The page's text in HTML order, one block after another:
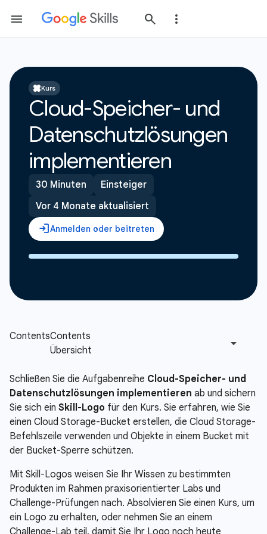
Kurs
Cloud-Speicher- und
Datenschutzlösungen
implementieren
30 Minuten
Einsteiger
Vor 4 Monate aktualisiert
Schließen Sie die Aufgabenreihe Cloud-Speicher- und
Datenschutzlösungen implementieren ab und sichern
Sie sich ein Skill-Logo für den Kurs. Sie erfahren, wie Sie
einen Cloud Storage-Bucket erstellen, die Cloud Storage-
Befehlszeile verwenden und Objekte in einem Bucket mit
der Bucket-Sperre schützen.
Mit Skill-Logos weisen Sie Ihr Wissen zu bestimmten
Produkten im Rahmen praxisorientierter Labs und
Challenge-Prüfungen nach. Absolvieren Sie einen Kurs, um
ein Logo zu erhalten, oder nehmen Sie an einem
Challenge-Lab teil, damit Sie Ihr Logo noch heute